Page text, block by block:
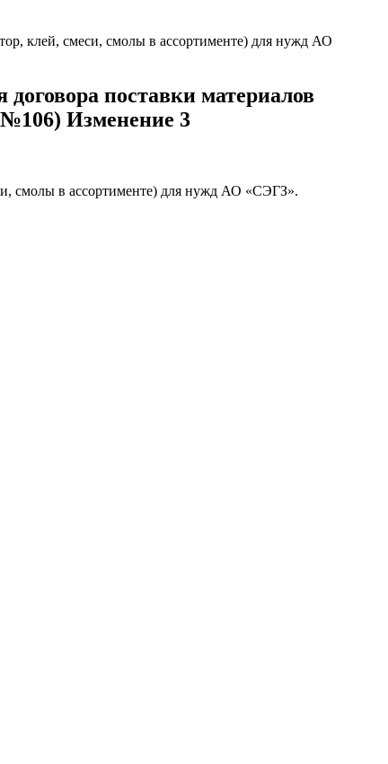
клей, смеси, смолы в ассортименте) для нужд АО
поставки материалов
Изменение 3
смолы в ассортименте) для нужд АО «СЭГЗ».